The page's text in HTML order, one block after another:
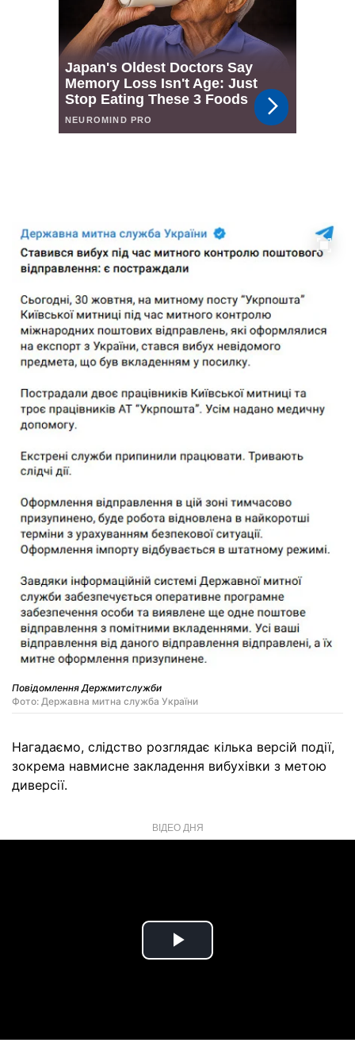
Повідомлення Держмитслужби
Фото: Державна митна служба України
Нагадаємо, слідство розглядає кілька версій події,
зокрема навмисне закладення вибухівки з метою
диверсії.
ВІДЕО ДНЯ
Play